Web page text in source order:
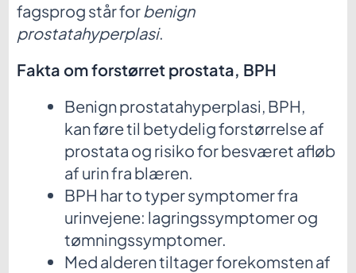
fagsprog står for benign
prostatahyperplasi.
Fakta om forstørret prostata, BPH
Benign prostatahyperplasi, BPH,
kanføre til betydelig forstørrelse af
prostata og risiko for besværet afløb
af urin fra blæren.
BPH har to typer symptomer fra
urinvejene: lagringssymptomer og
tømningssymptomer.
Med alderen tiltager forekomsten af